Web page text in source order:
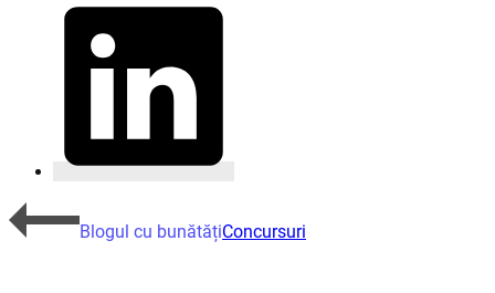
Blogul cu bunătățiConcursuri